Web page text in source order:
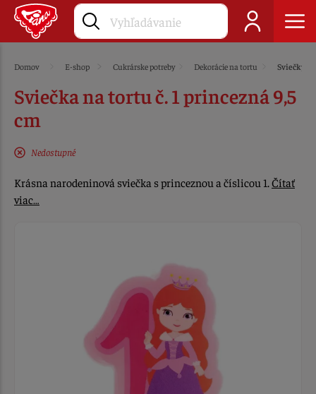
Domov E-shop Cukrárske potreby Dekorácie na tortu Sviečky
Sviečka na tortu č. 1 princezná 9,5
cm
Nedostupné
Krásna narodeninová sviečka s princeznou a číslicou 1.Čítať
viac…